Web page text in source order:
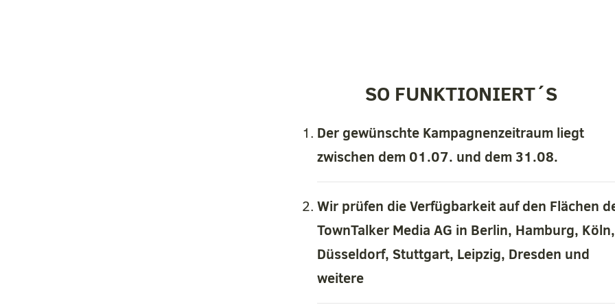
SO FUNKTIONIERT´S
Der gewünschte Kampagnenzeitraum liegt
zwischen dem 01.07. und dem 31.08.
Wir prüfen die Verfügbarkeit auf den Flächen
TownTalker Media AG in Berlin, Hamburg, Köln,
Düsseldorf, Stuttgart, Leipzig, Dresden und
weitere